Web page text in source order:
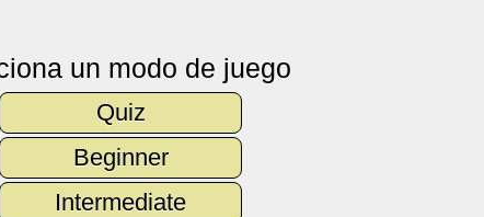
un modo de juego
Quiz
Beginner
Intermediate